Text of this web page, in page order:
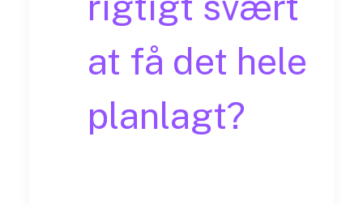
at få det hele
planlagt?